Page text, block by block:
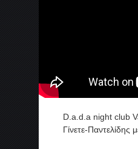
D.a.d.a night club
Γίνετε-Παντελίδης